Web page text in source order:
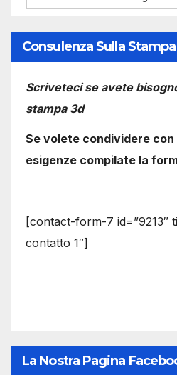
Consulenza Sulla
Scriveteci se avete
stampa 3d
Se volete condividere
esigenze compilate la
[contact-form-7 id=”9213″
contatto 1″]
La Nostra Pagina